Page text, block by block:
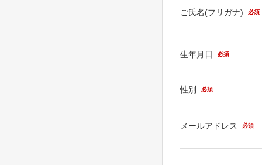
ご氏名(フリガナ) 必須
生年月日 必須
性別 必須
メールアドレス 必須